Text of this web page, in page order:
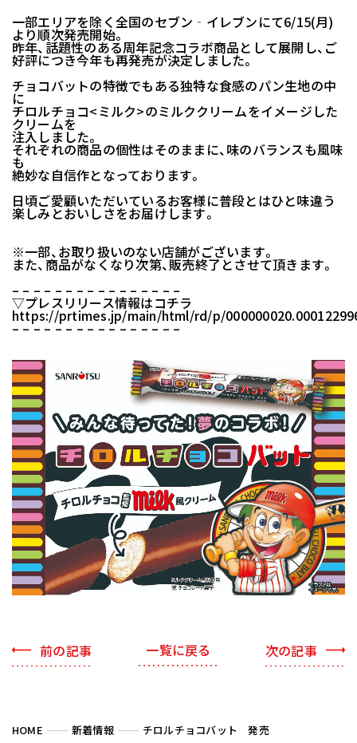
一部エリアを除く全国のセブン‐イレブンにて6/15(月)
より順次発売開始。
昨年、話題性のある周年記念コラボ商品として展開し、ご
好評につき今年も再発売が決定しました。
チョコバットの特徴でもある独特な食感のパン生地の中
に
チロルチョコ<ミルク>のミルククリームをイメージした
クリームを
注入しました。
それぞれの商品の個性はそのままに、味のバランスも風味
も
絶妙な自信作となっております。
日頃ご愛顧いただいているお客様に普段とはひと味違う
楽しみとおいしさをお届けします。
※一部、お取り扱いのない店舗がございます。
また、商品がなくなり次第、販売終了とさせて頂きます。
– – – – – – – – – – – – – – – –
▽プレスリリース情報はコチラ
https://prtimes.jp/main/html/rd/p/
– – – – – – – – – – – – – – – –
一覧に戻る
HOME 新着情報 チロルチョコバット 発売